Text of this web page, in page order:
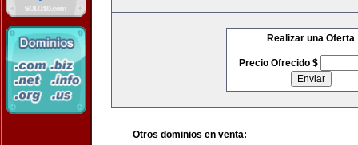
Realizar una Oferta
Precio Ofrecido $
Otros dominios en venta: